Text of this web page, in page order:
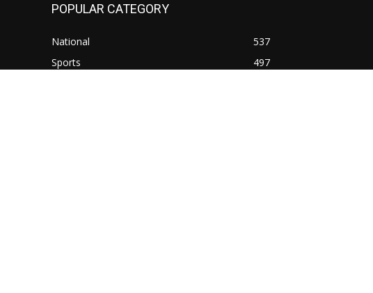
POPULAR CATEGORY
National
537
Sports
497